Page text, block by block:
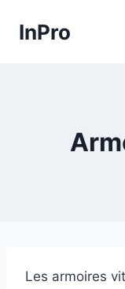
InPro
Les armoires